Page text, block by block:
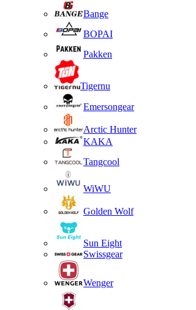
Bange
BOPAI
Pakken
Tigernu
Emersongear
Arctic Hunter
KAKA
Tangcool
WiWU
Golden Wolf
Sun Eight
Swissgear
Wenger